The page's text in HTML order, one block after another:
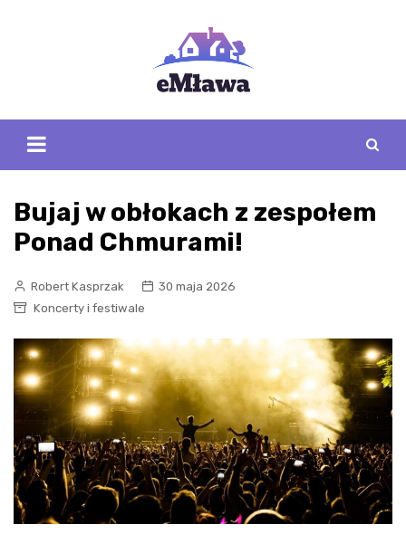
Bujaj w obłokach z zespołem
Ponad Chmurami!
Robert Kasprzak
30 maja 2026
Koncerty i festiwale